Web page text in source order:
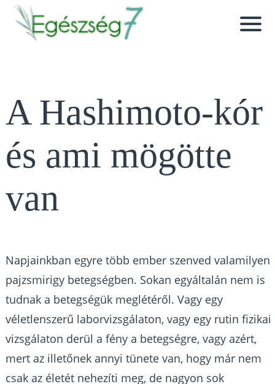
A Hashimoto-kór
és ami mögötte
van
Napjainkban egyre több ember szenved valamilyen
pajzsmirigy betegségben. Sokan egyáltalán nem is
tudnak a betegségük meglétéről. Vagy egy
véletlenszerű laborvizsgálaton, vagy egy rutin fizikai
vizsgálaton derül a fény a betegségre, vagy azért,
mert az illetőnek annyi tünete van, hogy már nem
csak az életét nehezíti meg, de nagyon sok